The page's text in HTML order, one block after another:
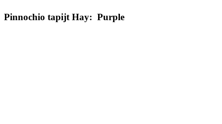
Pinnochio tapijt Hay: Purple